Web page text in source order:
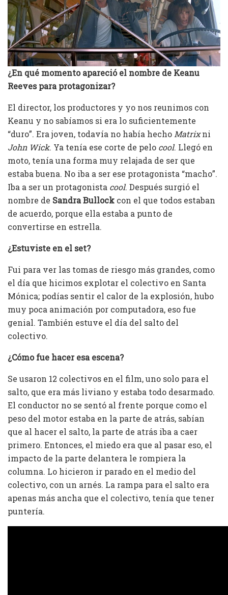
¿En qué momento apareció el nombre de Keanu
Reeves para protagonizar?
El director, los productores y yo nos reunimos con
Keanu y no sabíamos si era lo suficientemente
“duro”. Era joven, todavía no había hechoMatrixni
John Wick. Ya tenía ese corte de pelo cool. Llegó en
moto, tenía una forma muy relajada de ser que
estaba buena. No iba a ser ese protagonista “macho”.
Iba a ser un protagonista cool. Después surgió el
nombre de Sandra Bullock con el que todos estaban
de acuerdo, porque ella estaba a punto de
convertirse en estrella.
¿Estuviste en el set?
Fui para ver las tomas de riesgo más grandes, como
el día que hicimos explotar el colectivo en Santa
Mónica; podías sentir el calor de la explosión, hubo
muy poca animación por computadora, eso fue
genial. También estuve el día del salto del
colectivo.
¿Cómo fue hacer esa escena?
Se usaron 12 colectivos en el film, uno solo para el
salto, que era más liviano y estaba todo desarmado.
El conductor no se sentó al frente porque como el
peso del motor estaba en la parte de atrás, sabían
que al hacer el salto, la parte de atrás iba a caer
primero. Entonces, el miedo era que al pasar eso, el
impacto de la parte delantera le rompiera la
columna. Lo hicieron ir parado en el medio del
colectivo, con un arnés. La rampa para el salto era
apenas más ancha que el colectivo, tenía que tener
puntería.